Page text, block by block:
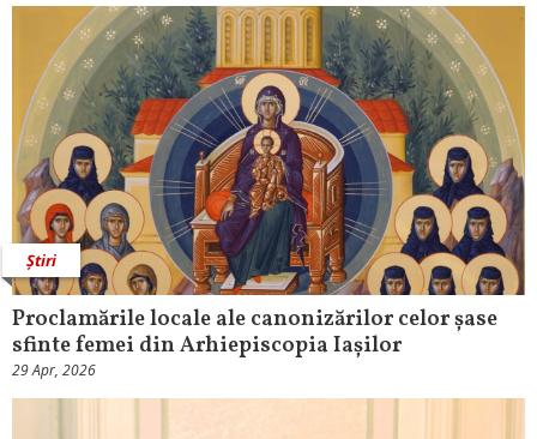
Știri
Proclamările locale ale canonizărilor celor șase
sfinte femei din Arhiepiscopia Iașilor
29 Apr, 2026